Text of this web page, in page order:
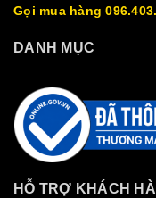
Gọi mua hàng
DANH MỤC
HỖ TRỢ KHÁCH